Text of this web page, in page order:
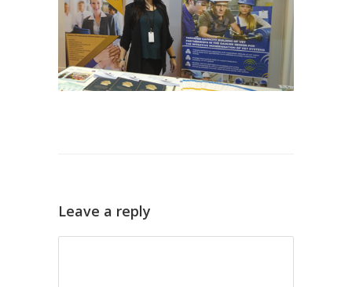
Leave a reply